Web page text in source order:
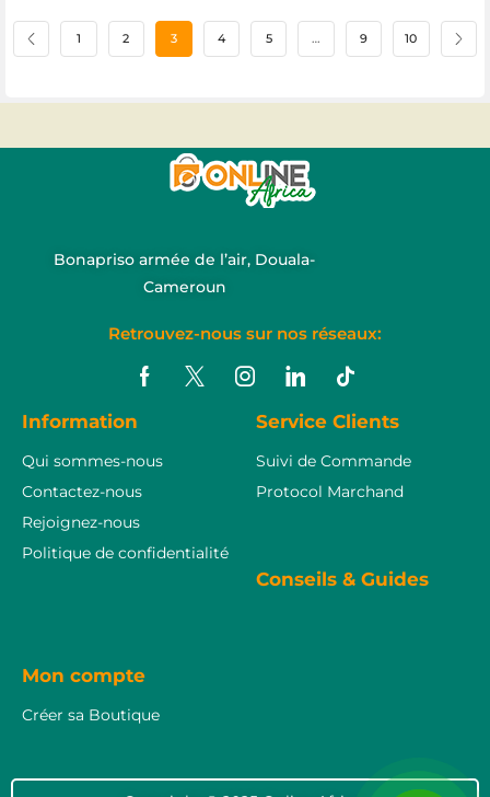
1 2 3 4 5 … 9 10
Bonapriso armée de l’air, Douala-
Cameroun
Retrouvez-nous sur nos réseaux:
Information
Qui sommes-nous
Contactez-nous
Rejoignez-nous
Politique de confidentialité
Service Clients
Suivi de Commande
Protocol Marchand
Conseils & Guides
Mon compte
Créer sa Boutique